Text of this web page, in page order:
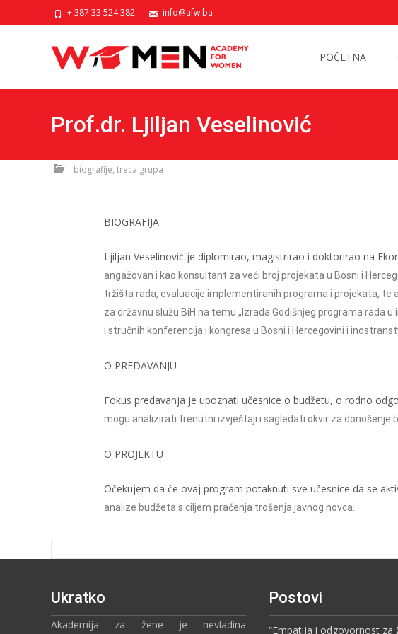
+ 387 33 524 382 info@afw.ba
POČETNA
Prof.dr. Ljiljan Veselinović
biografije, treca grupa
BIOGRAFIJA
Ljiljan Veselinović je diplomirao, magistrirao i doktorirao na
angažovan i kao konsultant za veći broj projekata u Bosni i
tržišta rada, evaluacije implementiranih programa i projekata, te
za državnu služu BiH na temu „Izrada Godišnjeg programa rada u
i stručnih konferencija i kongresa u Bosni i Hercegovini i
O PREDAVANJU
Fokus predavanja je upoznati učesnice o budžetu, o rodno
mogu analizirati trenutni izvještaji i sagledati okvir za donošenje
O PROJEKTU
Očekujem da će ovaj program potaknuti sve učesnice da se
analize budžeta s ciljem praćenja trošenja javnog novca.
Ukratko
Akademija za žene je nevladina
Postovi
“Empatija i odgovornost za